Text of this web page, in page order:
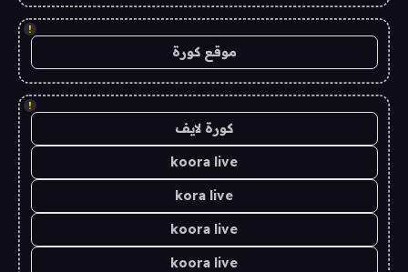
!
موقع كورة
!
كورة لايف
koora live
kora live
koora live
koora live